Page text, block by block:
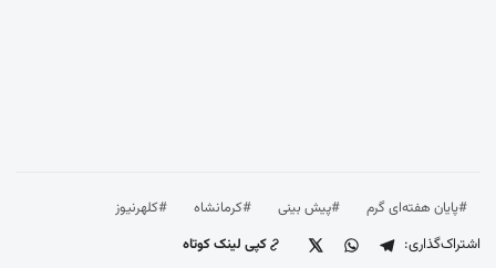
#پایان هفته‌ای گرم #پیش بینی #کرمانشاه
#کلهرنیوز
اشتراک‌گذاری:
کپی لینک کوتاه